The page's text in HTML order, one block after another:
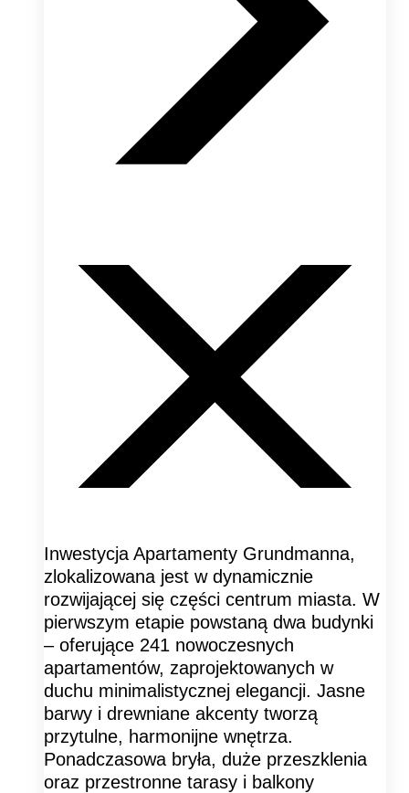
Inwestycja Apartamenty Grundmanna,
zlokalizowana jest w dynamicznie
rozwijającej się części centrum miasta. W
pierwszym etapie powstaną dwa budynki
– oferujące 241 nowoczesnych
apartamentów, zaprojektowanych w
duchu minimalistycznej elegancji. Jasne
barwy i drewniane akcenty tworzą
przytulne, harmonijne wnętrza.
Ponadczasowa bryła, duże przeszklenia
oraz przestronne tarasy i balkony